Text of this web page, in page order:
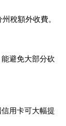
稅額外收費。
避免大部分砍
用卡可大幅提